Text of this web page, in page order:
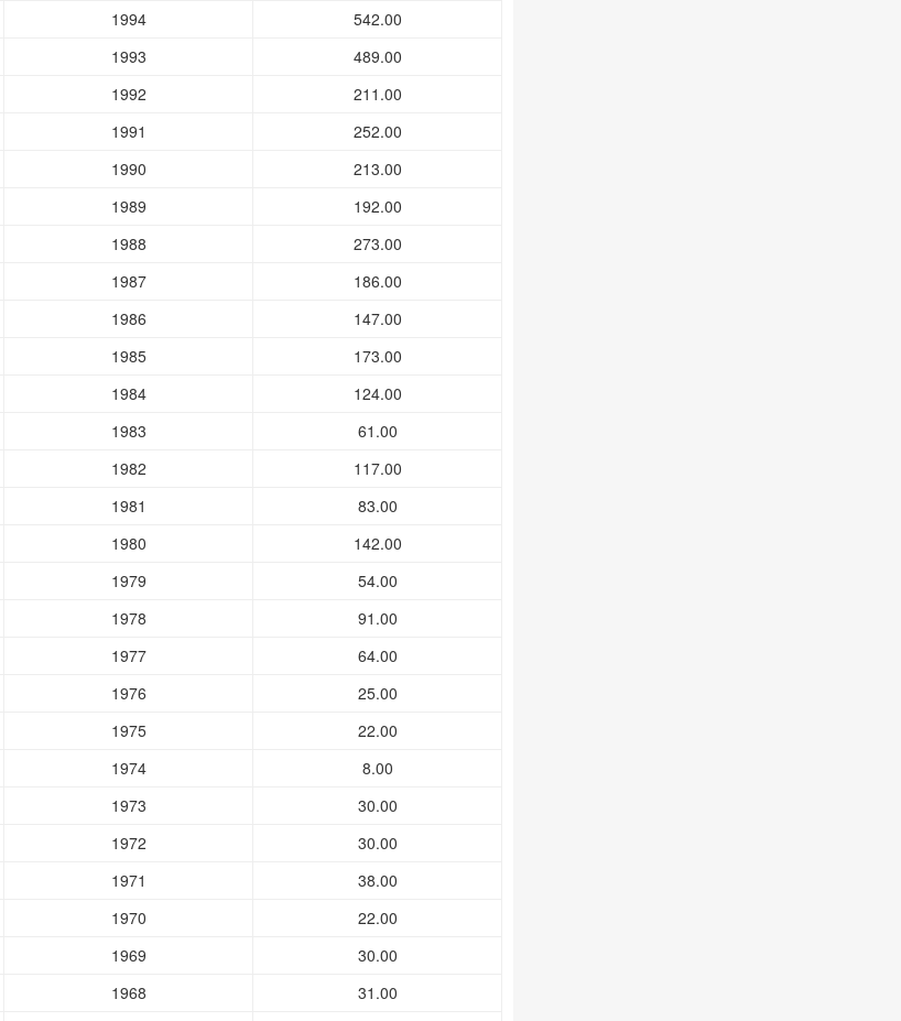
1994
542.00
1993
489.00
1992
211.00
1991
252.00
1990
213.00
1989
192.00
1988
273.00
1987
186.00
1986
147.00
1985
173.00
1984
124.00
1983
61.00
1982
117.00
1981
83.00
1980
142.00
1979
54.00
1978
91.00
1977
64.00
1976
25.00
1975
22.00
1974
8.00
1973
30.00
1972
30.00
1971
38.00
1970
22.00
1969
30.00
1968
31.00